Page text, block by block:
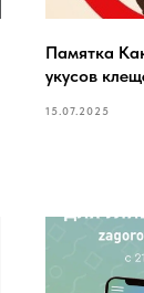
Памятка
укусов
15.07.2025